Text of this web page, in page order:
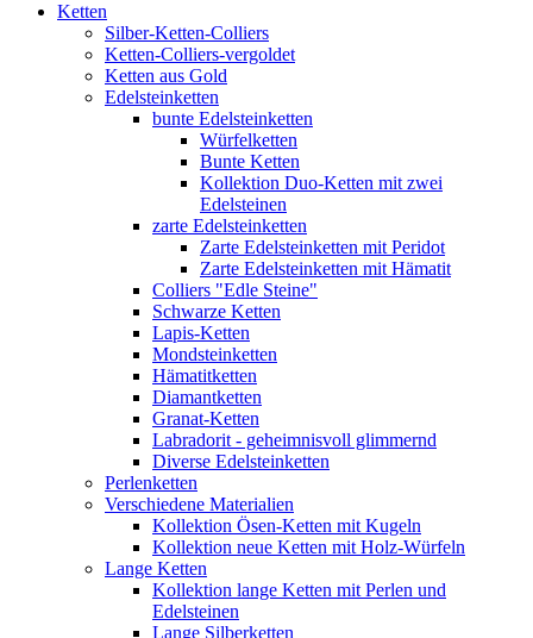
Ketten
Silber-Ketten-Colliers
Ketten-Colliers-vergoldet
Ketten aus Gold
Edelsteinketten
bunte Edelsteinketten
Würfelketten
Bunte Ketten
Kollektion Duo-Ketten mit zwei
Edelsteinen
zarte Edelsteinketten
Zarte Edelsteinketten mit Peridot
Zarte Edelsteinketten mit Hämatit
Colliers "Edle Steine"
Schwarze Ketten
Lapis-Ketten
Mondsteinketten
Hämatitketten
Diamantketten
Granat-Ketten
Labradorit - geheimnisvoll glimmernd
Diverse Edelsteinketten
Perlenketten
Verschiedene Materialien
Kollektion Ösen-Ketten mit Kugeln
Kollektion neue Ketten mit Holz-Würfeln
Lange Ketten
Kollektion lange Ketten mit Perlen und
Edelsteinen
Lange Silberketten